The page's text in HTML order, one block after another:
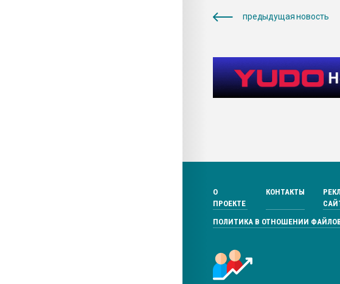
предыдущая новость
О
ПРОЕКТЕ
КОНТАКТЫ
ПОЛИТИКА В ОТНОШЕНИИ ФАЙЛОВ